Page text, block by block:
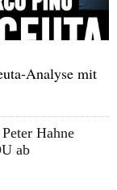
Analyse mit
Hahne
ab